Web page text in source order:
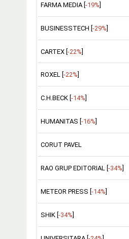
FARMA MEDIA [ -19%
BUSINESSTECH [-29%]
CARTEX [-22%]
ROXEL [ -22%
C.H.BECK [ -14%
HUMANITAS [ -16%
CORUT PAVEL
RAO GRUP EDITORIAL [ -34%
METEOR PRESS [ -14%
SHIK [-34%]